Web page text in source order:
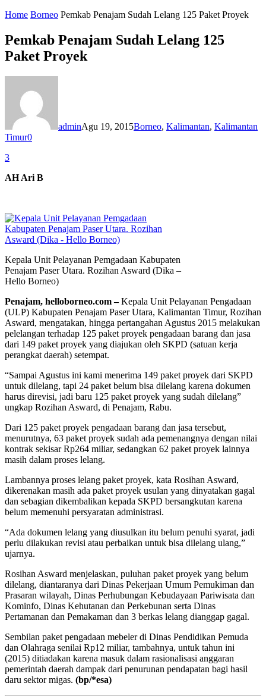
Home Borneo Pemkab Penajam Sudah Lelang 125 Paket Proyek
Pemkab Penajam Sudah Lelang 125
Paket Proyek
adminAgu 19, 2015Borneo, Kalimantan, Kalimantan
Timur0
3
AH Ari B
Kepala Unit Pelayanan Pemgadaan Kabupaten
Penajam Paser Utara. Rozihan Asward (Dika –
Hello Borneo)
Penajam, helloborneo.com –Kepala Unit Pelayanan Pengadaan
(ULP) Kabupaten Penajam Paser Utara, Kalimantan Timur, Rozihan
Asward, mengatakan, hingga pertangahan Agustus 2015 melakukan
pelelangan terhadap 125 paket proyek pengadaan barang dan jasa
dari 149 paket proyek yang diajukan oleh SKPD (satuan kerja
perangkat daerah) setempat.
“Sampai Agustus ini kami menerima 149 paket proyek dari SKPD
untuk dilelang, tapi 24 paket belum bisa dilelang karena dokumen
harus direvisi, jadi baru 125 paket proyek yang sudah dilelang”
ungkap Rozihan Asward, di Penajam, Rabu.
Dari 125 paket proyek pengadaan barang dan jasa tersebut,
menurutnya, 63 paket proyek sudah ada pemenangnya dengan nilai
kontrak sekisar Rp264 miliar, sedangkan 62 paket proyek lainnya
masih dalam proses lelang.
Lambannya proses lelang paket proyek, kata Rosihan Asward,
dikerenakan masih ada paket proyek usulan yang dinyatakan gagal
dan sebagian dikembalikan kepada SKPD bersangkutan karena
belum memenuhi persyaratan administrasi.
“Ada dokumen lelang yang diusulkan itu belum penuhi syarat, jadi
perlu dilakukan revisi atau perbaikan untuk bisa dilelang ulang,”
ujarnya.
Rosihan Asward menjelaskan, puluhan paket proyek yang belum
dilelang, diantaranya dari Dinas Pekerjaan Umum Pemukiman dan
Prasaran wilayah, Dinas Perhubungan Kebudayaan Pariwisata dan
Kominfo, Dinas Kehutanan dan Perkebunan serta Dinas
Pertamanan dan Pemakaman dan 3 berkas lelang dianggap gagal.
Sembilan paket pengadaan mebeler di Dinas Pendidikan Pemuda
dan Olahraga senilai Rp12 miliar, tambahnya, untuk tahun ini
(2015) ditiadakan karena masuk dalam rasionalisasi anggaran
pemerintah daerah dampak dari penurunan pendapatan bagi hasil
daru sektor migas. (bp/*esa)